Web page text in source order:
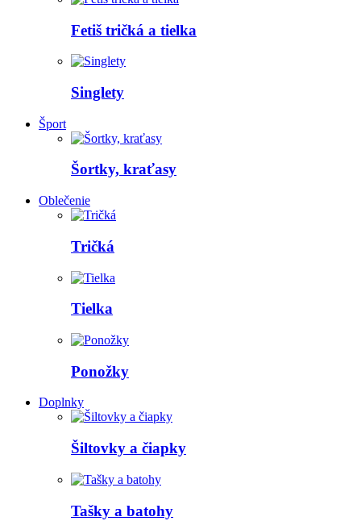
Fetiš tričká a tielka
Singlety
Šport
Šortky, kraťasy
Oblečenie
Tričká
Tielka
Ponožky
Doplnky
Šiltovky a čiapky
Tašky a batohy